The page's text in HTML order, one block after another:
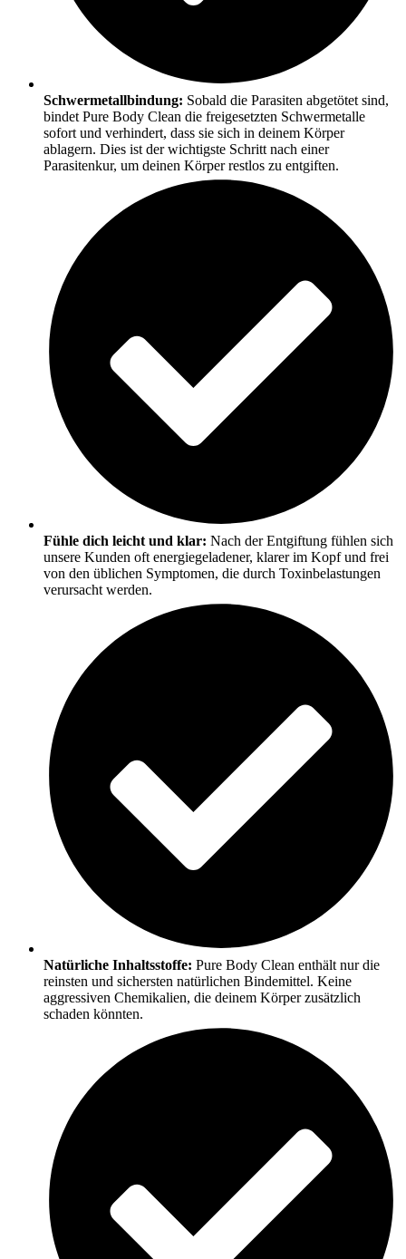
Schwermetallbindung: Sobald die Parasiten abgetötet sind,
bindet Pure Body Clean die freigesetzten Schwermetalle
sofort und verhindert, dass sie sich in deinem Körper
ablagern. Dies ist der wichtigste Schritt nach einer
Parasitenkur, um deinen Körper restlos zu entgiften.
Fühle dich leicht und klar: Nach der Entgiftung fühlen sich
unsere Kunden oft energiegeladener, klarer im Kopf und frei
von den üblichen Symptomen, die durch Toxinbelastungen
verursacht werden.
Natürliche Inhaltsstoffe: Pure Body Clean enthält nur die
reinsten und sichersten natürlichen Bindemittel. Keine
aggressiven Chemikalien, die deinem Körper zusätzlich
schaden könnten.